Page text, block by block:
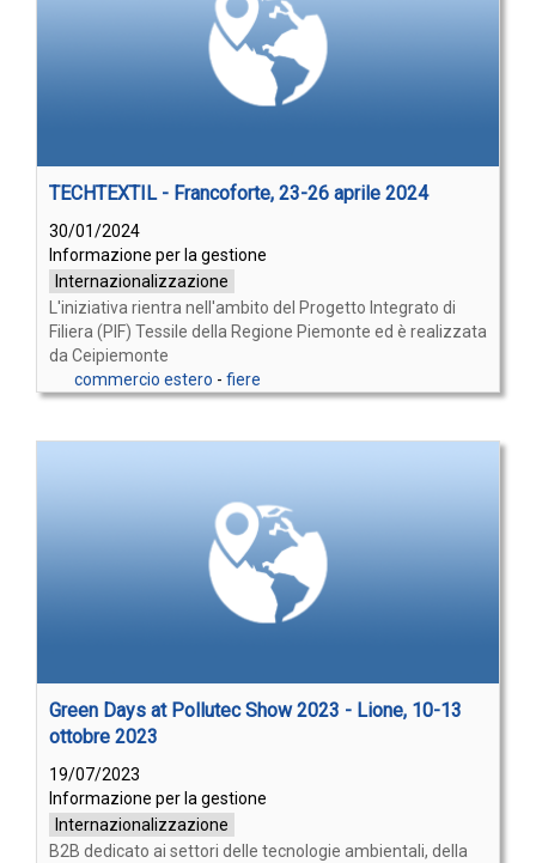
TECHTEXTIL - Francoforte, 23-26 aprile 2024
30/01/2024
Informazione per la gestione
Internazionalizzazione
L'iniziativa rientra nell'ambito del Progetto Integrato di
Filiera (PIF) Tessile della Regione Piemonte ed è realizzata
da Ceipiemonte
commercio estero - fiere
Green Days at Pollutec Show 2023 - Lione, 10-13
ottobre 2023
19/07/2023
Informazione per la gestione
Internazionalizzazione
B2B dedicato ai settori delle tecnologie ambientali, della